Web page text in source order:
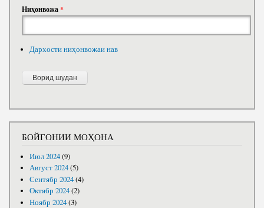
Ниҳонвожа*
Дархости ниҳонвожаи нав
БОЙГОНИИ МОҲОНА
Июл 2024(9)
Август 2024(5)
Сентябр 2024(4)
Октябр 2024(2)
Ноябр 2024(3)